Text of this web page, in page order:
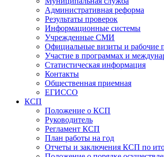
Административная реформа
Результаты проверок
Информационные системы
Учрежденные СМИ
Официальные визиты и рабочие
Участие в программах и
Статистическая информация
Контакты
Общественная приемная
ЕГИССО
КСП
Положение о КСП
Руководитель
Регламент КСП
План работы на год
Отчеты и заключения КСП по